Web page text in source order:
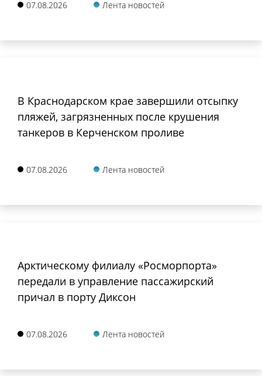
07.08.2026 Лента новостей
В Краснодарском крае завершили отсыпку
пляжей, загрязненных после крушения
танкеров в Керченском проливе
07.08.2026 Лента новостей
Арктическому филиалу «Росморпорта»
передали в управление пассажирский
причал в порту Диксон
07.08.2026 Лента новостей